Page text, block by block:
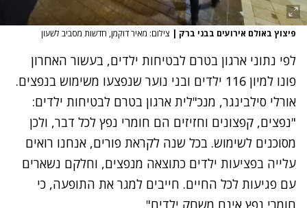
פיצוץ באולם אירועים בבני ברק | צילום: מאיר דוקמן, חדשות מסביב לשעון
לפי נתוני ארגון בטרם לבטיחות ילדים, בעשור האחרון
פונו למיון 116 ילדים ובני נוער שנפצעו משימוש בנפצים.
אורלי סילבינגר, מנכ"לית ארגון בטרם לבטיחות ילדים:
"נפצים, קפצונים וחזיזים הם חומרי נפץ לכל דבר, ולכן
מסוכנים לשימוש. בכל שנה לקראת פורים, אנחנו רואים
עלייה בפציעות ילדים כתוצאה מנפצים, וחלקם נשארים
עם פגיעות לכל החיים. חייבים למגר את התופעה, כי
חומרי נפץ אינם משחק ילדים".